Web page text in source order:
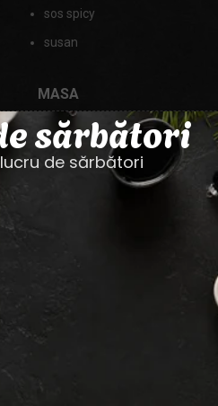
sos spicy
susan
MASA
sărbători
de sărbători